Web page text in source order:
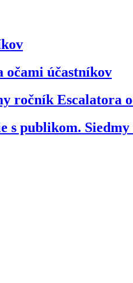
očami účastníkov
ročník Escalatora
s publikom.